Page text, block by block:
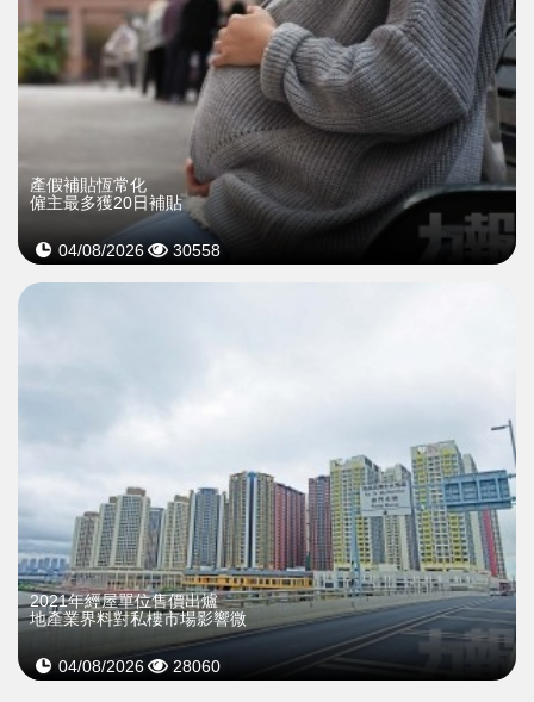
產假補貼恆常化
僱主最多獲20日補貼
04/08/2026 30558
2021年經屋單位售價出爐
地產業界料對私樓市場影響微
04/08/2026 28060